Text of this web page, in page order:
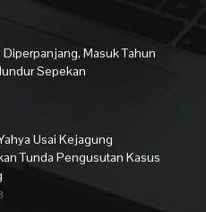
Masuk Tahun
Sepekan
Usai Kejagung
Tunda Pengusutan Kasus